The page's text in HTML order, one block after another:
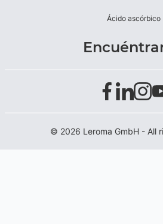
Ácido ascórbico
© 2026 Leroma GmbH - All